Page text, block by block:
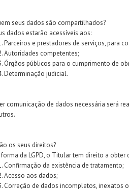
seus dados são compartilhados?
dados estarão acessíveis aos:
Parceiros e prestadores de serviços, para
Autoridades competentes;
Órgãos públicos para o cumprimento de
Determinação judicial.
comunicação de dados necessária será
os seus direitos?
da LGPD, o Titular tem direito a
Confirmação da existência de tratamento;
Acesso aos dados;
Correção de dados incompletos, inexatos